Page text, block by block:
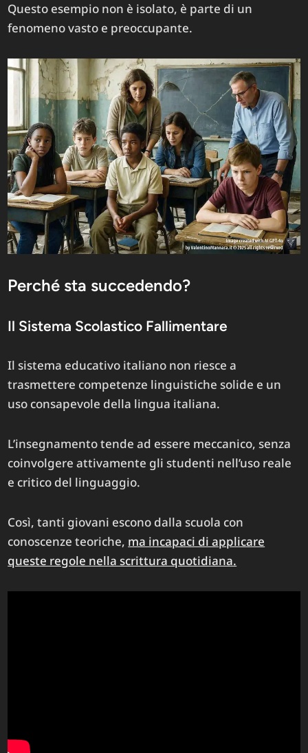
Questo esempio non è isolato, è parte di un
fenomeno vasto e preoccupante.
Perché sta succedendo?
Il Sistema Scolastico Fallimentare
Il sistema educativo italiano non riesce a
trasmettere competenze linguistiche solide e un
uso consapevole della lingua italiana.
L’insegnamento tende ad essere meccanico, senza
coinvolgere attivamente gli studenti nell’uso reale
e critico del linguaggio.
Così, tanti giovani escono dalla scuola con
conoscenze teoriche, ma incapaci di applicare
queste regole nella scrittura quotidiana.​